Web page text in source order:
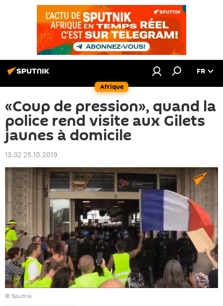
Afrique
FR
«Coup de pression», quand la
police rend visite aux Gilets
jaunes à domicile
13:32 25.10.2019
© Sputnik